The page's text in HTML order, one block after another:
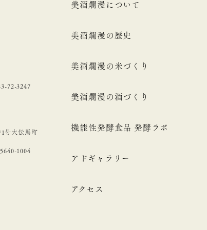
72-3247
号大伝馬町
1004
美酒爛漫について
美酒爛漫の歴史
美酒爛漫の米づくり
美酒爛漫の酒づくり
機能性発酵食品 発酵ラボ
アドギャラリー
アクセス